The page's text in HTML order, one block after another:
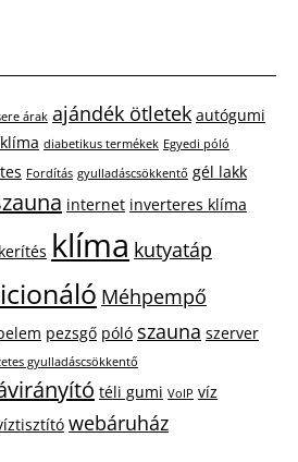
árak ajándék ötletek autógumi
diabetikus termékek Egyedi póló
Fordítás gyulladáscsökkentő gél lakk
internet inverteres klíma
kerítés klíma kutyatáp
Méhpempő
pezsgő póló szauna szerver
gyulladáscsökkentő
téli gumi VoIP víz
webáruház